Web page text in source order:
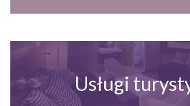
Usługi